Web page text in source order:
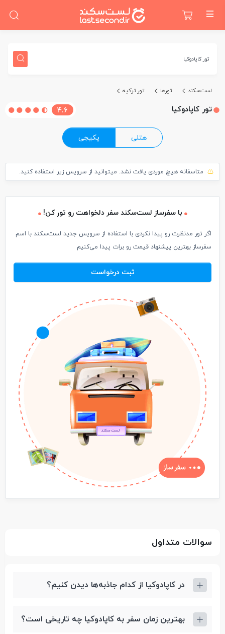
تور کاپادوکیا
لست‌سکند تورها تور ترکیه
تور کاپادوکیا 4.6
هتلی پکیجی
متاسفانه هیچ موردی یافت نشد. میتوانید از سرویس زیر استفاده کنید.
با سفرساز لست‌سکند سفر دلخواهت رو تور کن!
اگر تور مدنظرت رو پیدا نکردی با استفاده از سرویس جدید لست‌سکند با اسم
سفرساز بهترین پیشنهاد قیمت رو برات پیدا می‌کنیم
ثبت درخواست
سوالات متداول
در کاپادوکیا از کدام جاذبه‌ها دیدن کنیم؟
بهترین زمان سفر به کاپادوکیا چه تاریخی است؟